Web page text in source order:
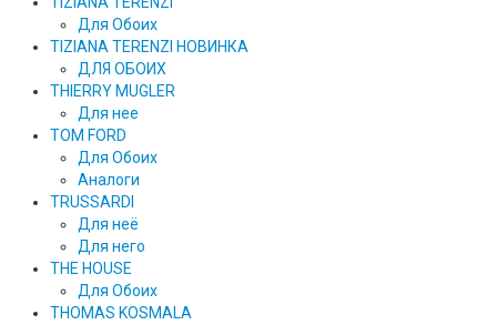
Для Обоих
TIZIANA TERENZI НОВИНКА
ДЛЯ ОБОИХ
THIERRY MUGLER
Для нее
TOM FORD
Для Обоих
Аналоги
TRUSSARDI
Для неё
Для него
THE HOUSE
Для Обоих
THOMAS KOSMALA